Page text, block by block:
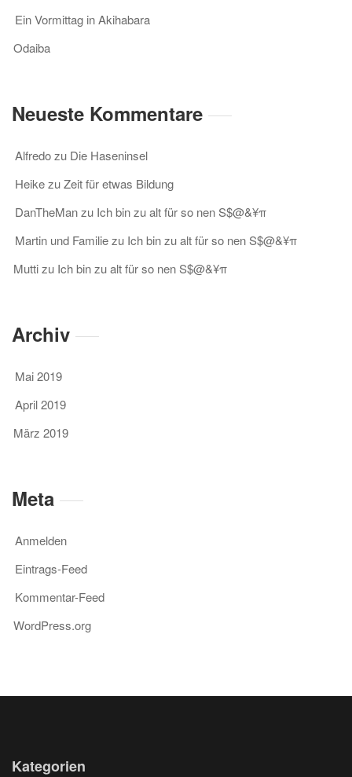
Ein Vormittag in Akihabara
Odaiba
Neueste Kommentare
Alfredozu Die Haseninsel
HeikezuZeit für etwas Bildung
DanTheManzu Ich bin zu alt für so nen S$@&¥π
Martin und Familiezu Ich bin zu alt für so nen S$@&¥π
Muttizu Ich bin zu alt für so nen S$@&¥π
Archiv
Mai 2019
April 2019
März 2019
Meta
Anmelden
Eintrags-Feed
Kommentar-Feed
WordPress.org
Kategorien